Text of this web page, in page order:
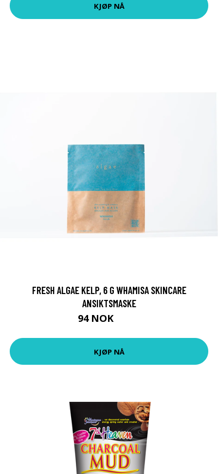
KJØP NÅ
FRESH ALGAE KELP, 6 G WHAMISA SKINCARE
ANSIKTSMASKE
94 NOK
KJØP NÅ